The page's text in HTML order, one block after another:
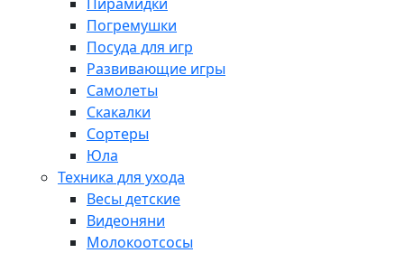
Погремушки
Посуда для игр
Развивающие игры
Самолеты
Скакалки
Сортеры
Юла
Техника для ухода
Весы детские
Видеоняни
Молокоотсосы